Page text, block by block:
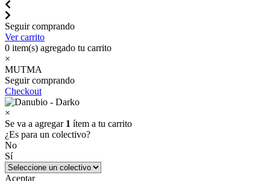
Seguir comprando
Ver carrito
0 item(s) agregado tu carrito
×
MUTMA
Seguir comprando
Checkout
×
Se va a agregar 1 ítem a tu carrito
¿Es para un colectivo?
No
Sí
Aceptar